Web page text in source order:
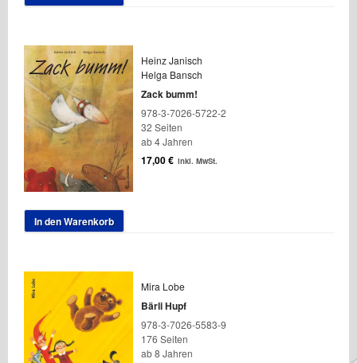
Heinz Janisch
Helga Bansch
Zack bumm!
978-3-7026-5722-2
32 Seiten
ab 4 Jahren
17,00€ inkl. MwSt.
In den Warenkorb
Mira Lobe
Bärli Hupf
978-3-7026-5583-9
176 Seiten
ab 8 Jahren